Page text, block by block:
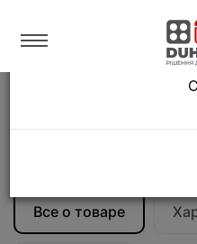
Мойки и смесители
Дозатор для мыла
Все о товаре
Язык магазина